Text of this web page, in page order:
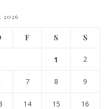
2026
F S S
1 2
7 8 9
14 15 16